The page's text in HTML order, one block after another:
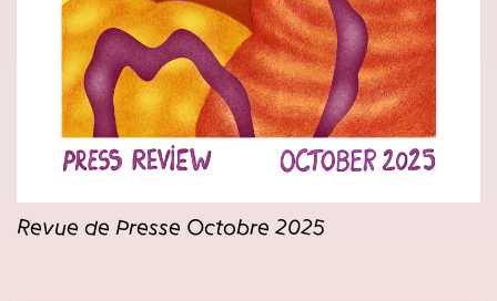
Revue de Presse Octobre 2025